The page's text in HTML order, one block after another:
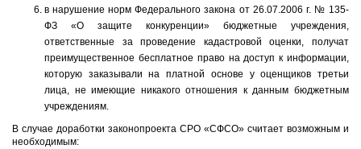
в нарушение норм Федерального закона от 26.07.2006 г. № 135-
ФЗ «О защите конкуренции» бюджетные учреждения,
ответственные за проведение кадастровой оценки, получат
преимущественное бесплатное право на доступ к информации,
которую заказывали на платной основе у оценщиков третьи
лица, не имеющие никакого отношения к данным бюджетным
учреждениям.
В случае доработки законопроекта СРО «СФСО» считает возможным и
необходимым: